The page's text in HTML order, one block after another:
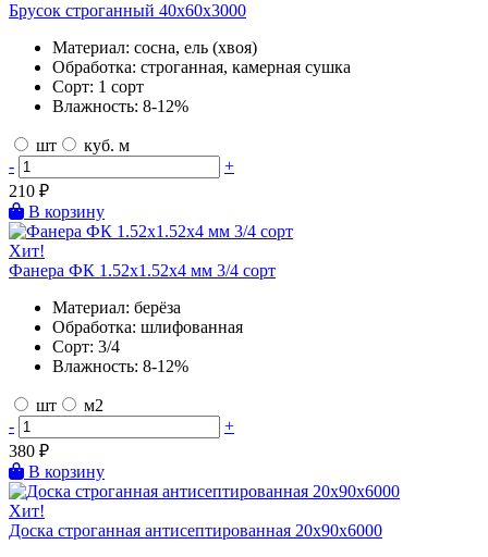
Брусок строганный 40х60х3000
Материал: сосна, ель (хвоя)
Обработка: строганная, камерная сушка
Сорт: 1 сорт
Влажность: 8-12%
шт
куб. м
-
+
210 ₽
В корзину
Хит!
Фанера ФК 1.52х1.52х4 мм 3/4 сорт
Материал: берёза
Обработка: шлифованная
Сорт: 3/4
Влажность: 8-12%
шт
м2
-
+
380 ₽
В корзину
Хит!
Доска строганная антисептированная 20х90х6000